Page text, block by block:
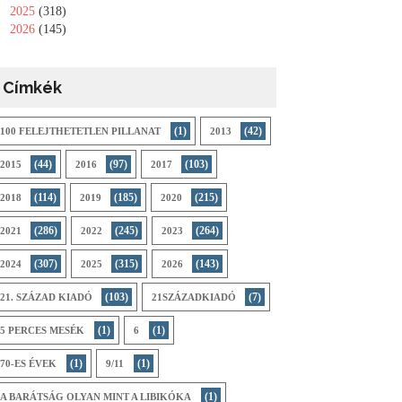
2025 (318)
2026 (145)
Címkék
100 FELEJTHETETLEN PILLANAT (1) 2013 (42)
2015 (44) 2016 (97) 2017 (103)
2018 (114) 2019 (185) 2020 (215)
2021 (286) 2022 (245) 2023 (264)
2024 (307) 2025 (315) 2026 (143)
21. SZÁZAD KIADÓ (103) 21SZÁZADKIADÓ (7)
5 PERCES MESÉK (1) 6 (1)
70-ES ÉVEK (1) 9/11 (1)
A BARÁTSÁG OLYAN MINT A LIBIKÓKA (1)